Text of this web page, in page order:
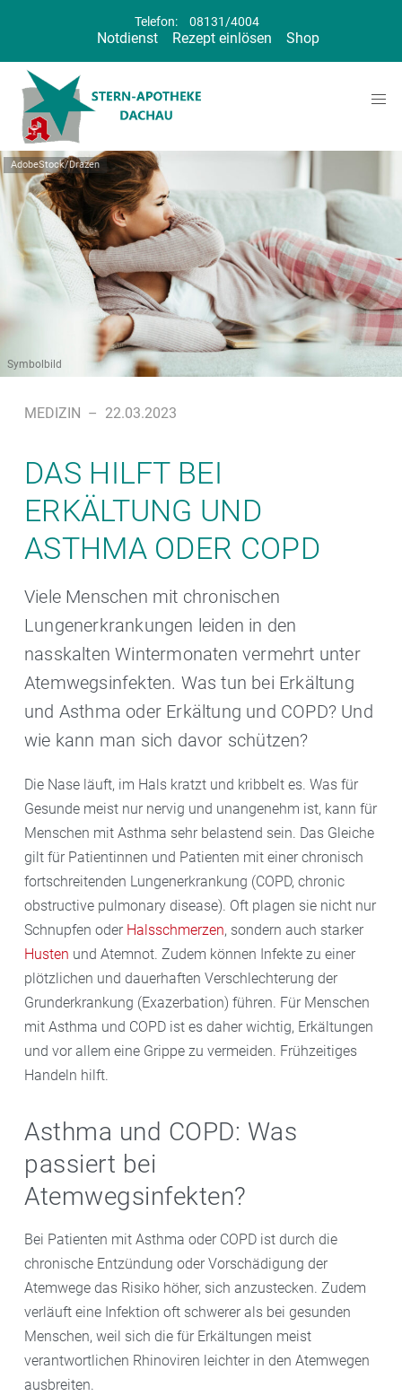
Telefon: 08131/4004
Notdienst Rezept einlösen Shop
AdobeStock/Drazen
Symbolbild
MEDIZIN – 22.03.2023
DAS HILFT BEI
ERKÄLTUNG UND
ASTHMA ODER COPD
Viele Menschen mit chronischen
Lungenerkrankungen leiden in den
nasskalten Wintermonaten vermehrt unter
Atemwegsinfekten. Was tun bei Erkältung
und Asthma oder Erkältung und COPD? Und
wie kann man sich davor schützen?
Die Nase läuft, im Hals kratzt und kribbelt es. Was für
Gesunde meist nur nervig und unangenehm ist, kann für
Menschen mit Asthma sehr belastend sein. Das Gleiche
gilt für Patientinnen und Patienten mit einer chronisch
fortschreitenden Lungenerkrankung (COPD, chronic
obstructive pulmonary disease). Oft plagen sie nicht nur
Schnupfen oder Halsschmerzen, sondern auch starker
Husten und Atemnot. Zudem können Infekte zu einer
plötzlichen und dauerhaften Verschlechterung der
Grunderkrankung (Exazerbation) führen. Für Menschen
mit Asthma und COPD ist es daher wichtig, Erkältungen
und vor allem eine Grippe zu vermeiden. Frühzeitiges
Handeln hilft.
Asthma und COPD: Was
passiert bei
Atemwegsinfekten?
Bei Patienten mit Asthma oder COPD ist durch die
chronische Entzündung oder Vorschädigung der
Atemwege das Risiko höher, sich anzustecken. Zudem
verläuft eine Infektion oft schwerer als bei gesunden
Menschen, weil sich die für Erkältungen meist
verantwortlichen Rhinoviren leichter in den Atemwegen
ausbreiten.